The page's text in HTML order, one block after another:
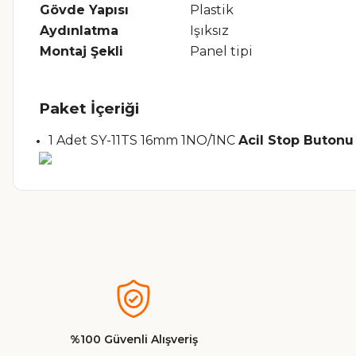
Gövde Yapısı
Plastik
Aydınlatma
Işıksız
Montaj Şekli
Panel tipi
Paket İçeriği
1 Adet SY-11TS 16mm 1NO/1NC Acil Stop Butonu
Ürün resmi kalitesiz, bozuk veya görüntülenemiyor.
Ürün bilgilerinde hatalar bulunuyor.
%100 Güvenli Alışveriş